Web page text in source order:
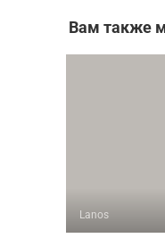
Вам также
Lanos